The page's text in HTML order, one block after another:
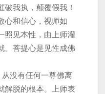
破我执，颠覆假我！
心和信心，视师如
照见本性，由上师灌
。菩提心是见性成佛
从没有仼何一尊佛离
解脱的根本。上师表